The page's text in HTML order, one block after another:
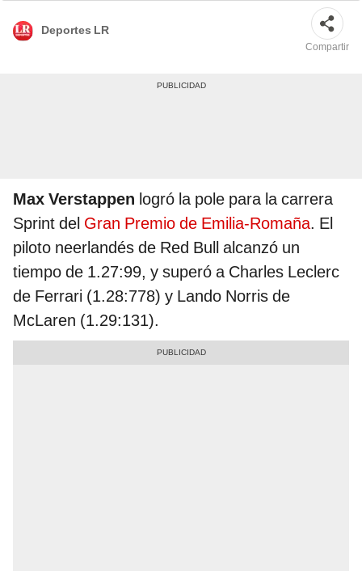
Deportes LR
Compartir
Max Verstappen logró la pole para la carrera
Sprint del Gran Premio de Emilia-Romaña. El
piloto neerlandés de Red Bull alcanzó un
tiempo de 1.27:99, y superó a Charles Leclerc
de Ferrari (1.28:778) y Lando Norris de
McLaren (1.29:131).